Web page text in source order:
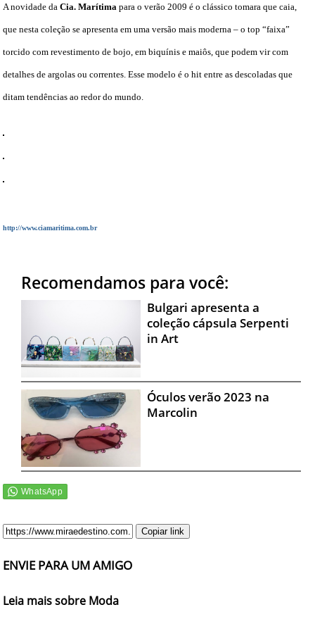
TV ZILDA BRANDÃO
ÚLTIMAS NOTÍCIAS
FALE CONOSCO
A novidade daCia. Marítima para o verão 2009 é o clássico tomara que caia,
que nesta coleção se apresenta em uma versão mais moderna – o top “faixa”
torcido com revestimento de bojo, em biquínis e maiôs, que podem vir com
detalhes de argolas ou correntes. Esse modelo é o hit entre as descoladas que
ditam tendências ao redor do mundo.
http://www.ciamaritima.com.br
Recomendamos para você:
Bulgari apresenta a
coleção cápsula Serpenti
in Art
Óculos verão 2023 na
Marcolin
Copiar link
ENVIE PARA UM AMIGO
Leia mais sobre Moda